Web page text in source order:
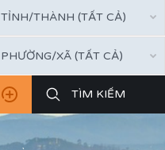
TỈNH/THÀNH (TẤT CẢ)
PHƯỜNG/XÃ (TẤT CẢ)